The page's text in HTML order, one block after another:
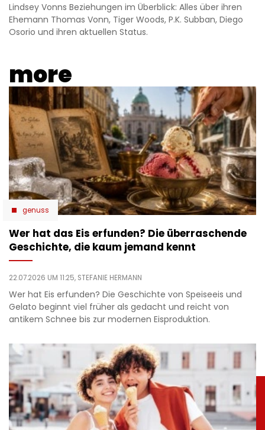
Lindsey Vonns Beziehungen im Überblick: Alles über ihren
Ehemann Thomas Vonn, Tiger Woods, P.K. Subban, Diego
Osorio und ihren aktuellen Status.
more
genuss
Wer hat das Eis erfunden? Die überraschende
Geschichte, die kaum jemand kennt
22.07.2026 UM 11:25, STEFANIE HERMANN
Wer hat Eis erfunden? Die Geschichte von Speiseeis und
Gelato beginnt viel früher als gedacht und reicht von
antikem Schnee bis zur modernen Eisproduktion.